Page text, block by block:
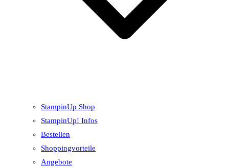
StampinUp Shop
StampinUp! Infos
Bestellen
Shoppingvorteile
Angebote